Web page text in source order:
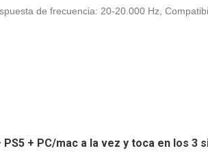
de frecuencia: 20-20.000 Hz,
+ PC/mac a la vez y toca en los